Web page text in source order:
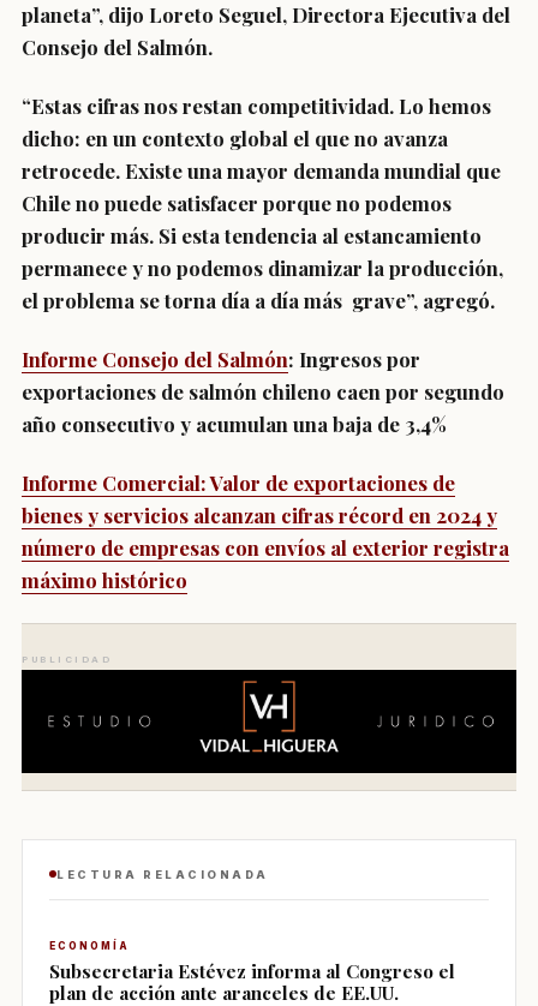
planeta”, dijo Loreto Seguel, Directora Ejecutiva del
Consejo del Salmón.
“Estas cifras nos restan competitividad. Lo hemos
dicho: en un contexto global el que no avanza
retrocede. Existe una mayor demanda mundial que
Chile no puede satisfacer porque no podemos
producir más. Si esta tendencia al estancamiento
permanece y no podemos dinamizar la producción,
el problema se torna día a día más grave”, agregó.
Informe Consejo del Salmón: Ingresos por
exportaciones de salmón chileno caen por segundo
año consecutivo y acumulan una baja de 3,4%
Informe Comercial: Valor de exportaciones de
bienes y servicios alcanzan cifras récord en 2024 y
número de empresas con envíos al exterior registra
máximo histórico
PUBLICIDAD
LECTURA RELACIONADA
ECONOMÍA
Subsecretaria Estévez informa al Congreso el
plan de acción ante aranceles de EE.UU.